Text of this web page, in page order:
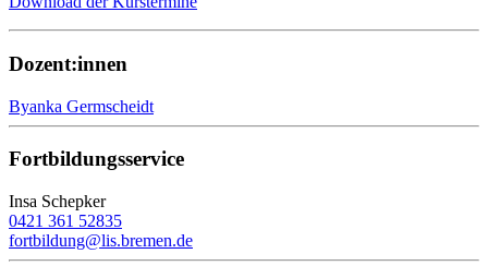
Dozent:innen
Byanka Germscheidt
Fortbildungsservice
Insa Schepker
0421 361 52835
fortbildung@lis.bremen.de